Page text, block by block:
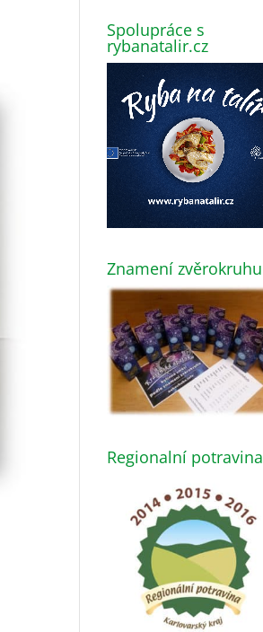
Spolupráce s
rybanatalir.cz
Znamení zvěrokruhu
Regionalní potravina